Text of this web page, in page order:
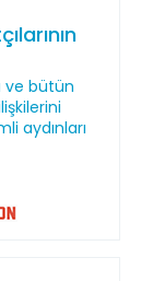
ve bütün
aydınları